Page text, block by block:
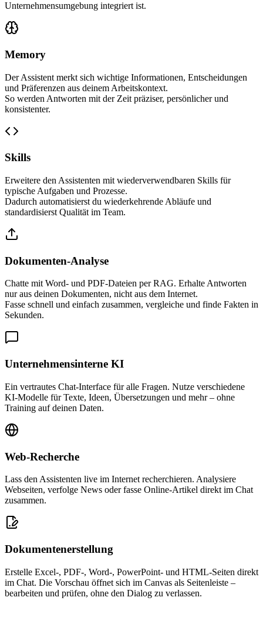
Unternehmensumgebung integriert ist.
Memory
Der Assistent merkt sich wichtige Informationen, Entscheidungen
und Präferenzen aus deinem Arbeitskontext.
So werden Antworten mit der Zeit präziser, persönlicher und
konsistenter.
Skills
Erweitere den Assistenten mit wiederverwendbaren Skills für
typische Aufgaben und Prozesse.
Dadurch automatisierst du wiederkehrende Abläufe und
standardisierst Qualität im Team.
Dokumenten-Analyse
Chatte mit Word- und PDF-Dateien per RAG. Erhalte Antworten
nur aus deinen Dokumenten, nicht aus dem Internet.
Fasse schnell und einfach zusammen, vergleiche und finde Fakten in
Sekunden.
Unternehmensinterne KI
Ein vertrautes Chat-Interface für alle Fragen. Nutze verschiedene
KI-Modelle für Texte, Ideen, Übersetzungen und mehr – ohne
Training auf deinen Daten.
Web-Recherche
Lass den Assistenten live im Internet recherchieren. Analysiere
Webseiten, verfolge News oder fasse Online-Artikel direkt im Chat
zusammen.
Dokumentenerstellung
Erstelle Excel-, PDF-, Word-, PowerPoint- und HTML-Seiten direkt
im Chat. Die Vorschau öffnet sich im Canvas als Seitenleiste –
bearbeiten und prüfen, ohne den Dialog zu verlassen.